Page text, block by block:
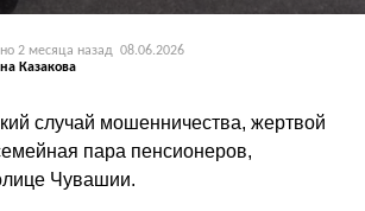
2 месяца назад 08.06.2026
Казакова
случай мошенничества, жертвой
пара пенсионеров,
Чувашии.